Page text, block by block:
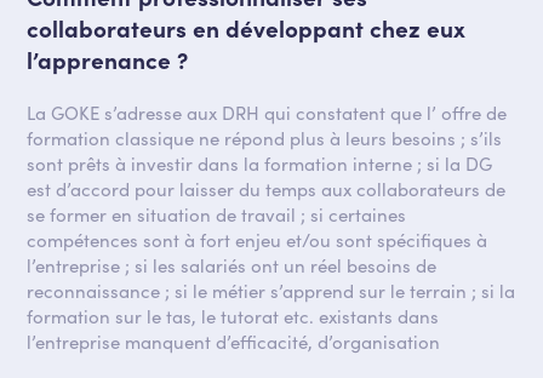
collaborateurs en développant chez eux
l’apprenance ?
La GOKE s’adresse aux DRH qui constatent que l’ offre de
formation classique ne répond plus à leurs besoins ; s’ils
sont prêts à investir dans la formation interne ; si la DG
est d’accord pour laisser du temps aux collaborateurs de
se former en situation de travail ; si certaines
compétences sont à fort enjeu et/ou sont spécifiques à
l’entreprise ; si les salariés ont un réel besoins de
reconnaissance ; si le métier s’apprend sur le terrain ; si la
formation sur le tas, le tutorat etc. existants dans
l’entreprise manquent d’efficacité, d’organisation